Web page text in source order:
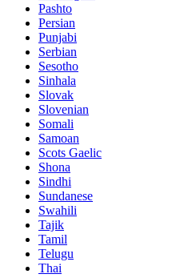
Pashto
Persian
Punjabi
Serbian
Sesotho
Sinhala
Slovak
Slovenian
Somali
Samoan
Scots Gaelic
Shona
Sindhi
Sundanese
Swahili
Tajik
Tamil
Telugu
Thai